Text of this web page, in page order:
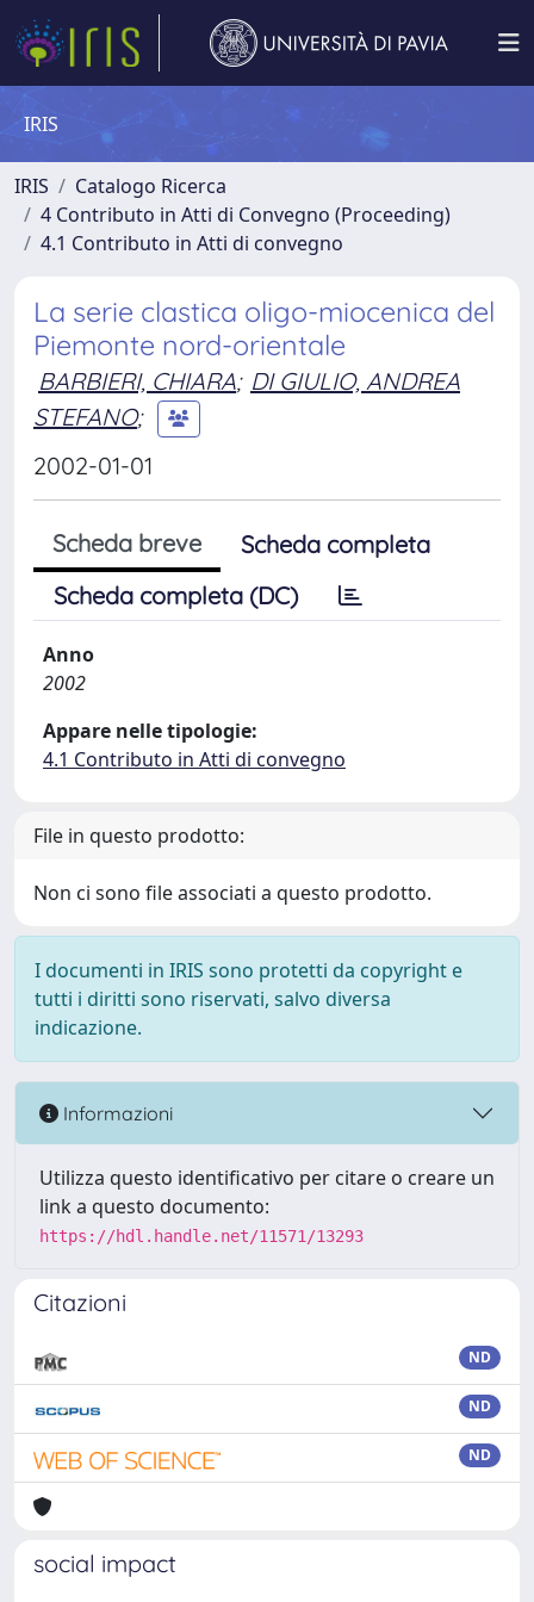
IRIS
IRIS
Catalogo Ricerca
4 Contributo in Atti di Convegno (Proceeding)
4.1 Contributo in Atti di convegno
La serie clastica oligo-miocenica del
Piemonte nord-orientale
BARBIERI, CHIARA; DI GIULIO, ANDREA
STEFANO;
2002-01-01
Scheda breve
Scheda completa
Scheda completa (DC)
Anno
2002
Appare nelle tipologie:
4.1 Contributo in Atti di convegno
File in questo prodotto:
Non ci sono file associati a questo prodotto.
I documenti in IRIS sono protetti da copyright e
tutti i diritti sono riservati, salvo diversa
indicazione.
Informazioni
Utilizza questo identificativo per citare o creare un
link a questo documento:
https://hdl.handle.net/11571/13293
Citazioni
ND
ND
ND
social impact